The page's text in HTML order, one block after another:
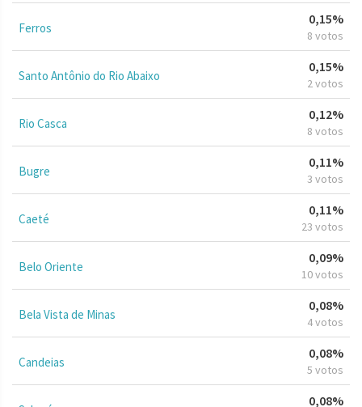
Ferros
0,15%
8 votos
Santo Antônio do Rio Abaixo
0,15%
2 votos
Rio Casca
0,12%
8 votos
Bugre
0,11%
3 votos
Caeté
0,11%
23 votos
Belo Oriente
0,09%
10 votos
Bela Vista de Minas
0,08%
4 votos
Candeias
0,08%
5 votos
0,08%